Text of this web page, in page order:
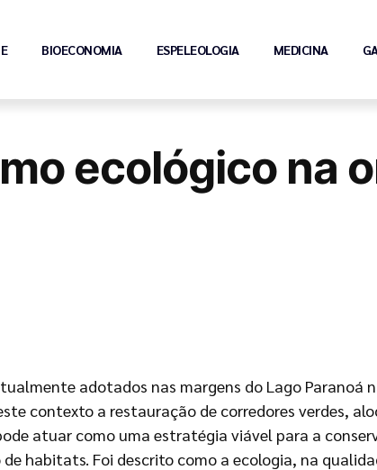
BIOECONOMIA ESPELEOLOGIA MEDICINA
ecológico na
adotados nas margens do Lago Paranoá
contexto a restauração de corredores verdes,
atuar como uma estratégia viável para a
habitats. Foi descrito como a ecologia, na